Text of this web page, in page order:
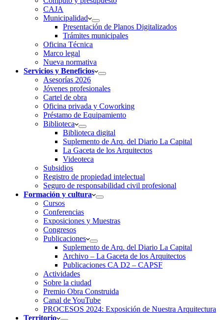
CAJA
Municipalidad
Presentación de Planos Digitalizados
Trámites municipales
Oficina Técnica
Marco legal
Nueva normativa
Servicios y Beneficios
Asesorías 2026
Jóvenes profesionales
Cartel de obra
Oficina privada y Coworking
Préstamo de Equipamiento
Biblioteca
Biblioteca digital
Suplemento de Arq. del Diario La Capital
La Gaceta de los Arquitectos
Videoteca
Subsidios
Registro de propiedad intelectual
Seguro de responsabilidad civil profesional
Formación y cultura
Cursos
Conferencias
Exposiciones y Muestras
Congresos
Publicaciones
Suplemento de Arq. del Diario La Capital
Archivo – La Gaceta de los Arquitectos
Publicaciones CA D2 – CAPSF
Actividades
Sobre la ciudad
Premio Obra Construida
Canal de YouTube
PROCESOS 2024: Exposición de Nuestra Arquitectura
Territorio